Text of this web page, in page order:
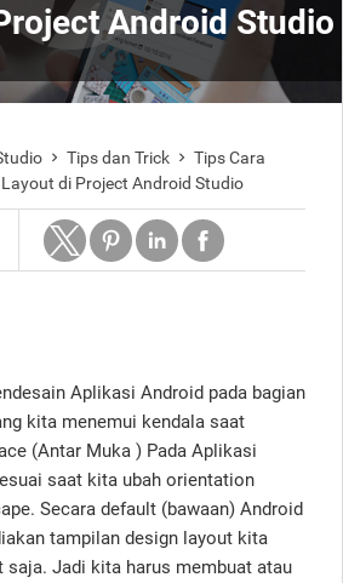
Android Studio
 Tips dan Trick  Tips Cara
di Project Android Studio
Aplikasi Android pada bagian
kita menemui kendala saat
(Antar Muka ) Pada Aplikasi
saat kita ubah orientation
Secara default (bawaan) Android
tampilan design layout kita
saja. Jadi kita harus membuat atau